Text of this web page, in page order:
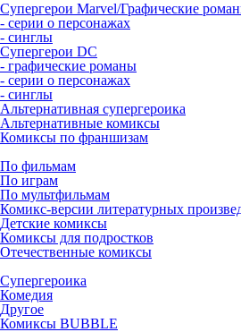
Супергерои Marvel/Графические
- серии о персонажах
- синглы
Супергерои DC
- графические романы
- серии о персонажах
- синглы
Альтернативная супергероика
Альтернативные комиксы
Комиксы по франшизам
По фильмам
По играм
По мультфильмам
Комикс-версии литературных
Детские комиксы
Комиксы для подростков
Отечественные комиксы
Супергероика
Комедия
Другое
Комиксы BUBBLE